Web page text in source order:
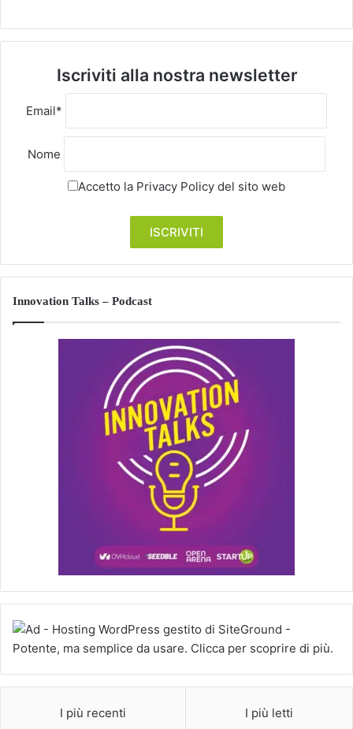
Iscriviti alla nostra newsletter
Email*
Nome
Accetto la Privacy Policy del sito web
Innovation Talks – Podcast
I più recenti I più letti